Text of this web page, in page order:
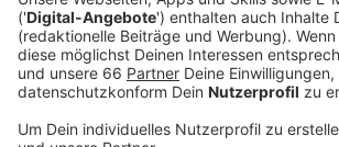
Anzeige
In Düsseldorf fährt nichts: egal ob